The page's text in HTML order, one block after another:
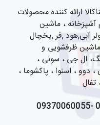
ارائه کننده محصولات
آشپزخانه ، ماشین
آبی,هود ,فر ,یخچال
,ماشین ظرفشویی و
ال جی ، سونی ،
، دوو ، اسنوا ، پاکشوما ،
تفال
55407049 -09370060055